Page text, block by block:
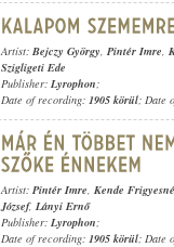
Artist: Bejczy György, Pintér Imre,
Szigligeti Ede
Publisher: Lyrophon;
Date of recording: 1905 körül; Date
Artist: Pintér Imre, Kende
József, Lányi Ernő
Publisher: Lyrophon;
Date of recording: 1905 körül; Date